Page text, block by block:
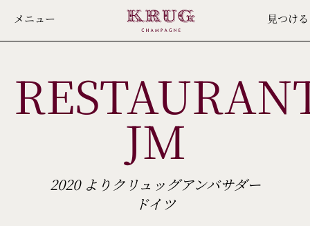
メニュー 見つける
JM
2020 よりクリュッグアンバサダー
ドイツ